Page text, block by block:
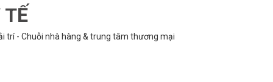
trí - Chuỗi nhà hàng & trung tâm thương mại